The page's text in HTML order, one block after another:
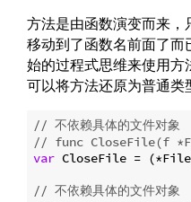
方法是由函数演变而来
移动到了函数名前面了
始的过程式思维来使用
可以将方法还原为普通类
// 不依赖具体的文件对象
// func CloseFile(f
var CloseFile =
// 不依赖具体的文件对象